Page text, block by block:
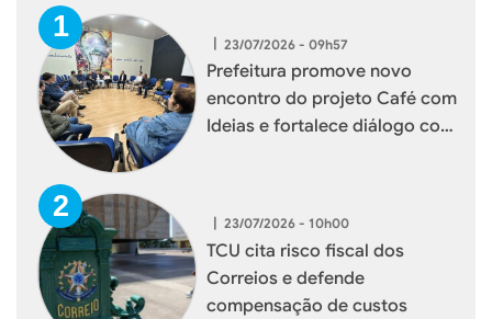
| 23/07/2026 - 09h57
Prefeitura promove novo
encontro do projeto Café com
Ideias e fortalece diálogo com
| 23/07/2026 - 10h00
TCU cita risco fiscal dos
Correios e defende
compensação de custos